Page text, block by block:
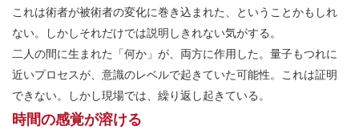
これは術者が被術者の変化に巻き込まれた、ということかもしれ
ない。しかしそれだけでは説明しきれない気がする。
二人の間に生まれた「何か」が、両方に作用した。量子もつれに
近いプロセスが、意識のレベルで起きていた可能性。これは証明
できない。しかし現場では、繰り返し起きている。
時間の感覚が溶ける